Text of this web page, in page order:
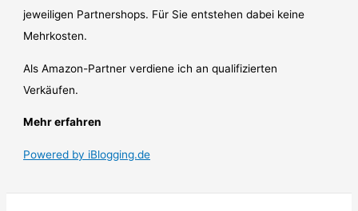
jeweiligen Partnershops. Für Sie entstehen dabei keine
Mehrkosten.
Als Amazon-Partner verdiene ich an qualifizierten
Verkäufen.
Mehr erfahren
Powered by iBlogging.de